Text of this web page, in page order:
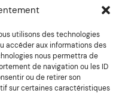
utilisons des technologies
accéder aux informations des
nous permettra de
de navigation ou les ID
ou de retirer son
sur certaines caractéristiques